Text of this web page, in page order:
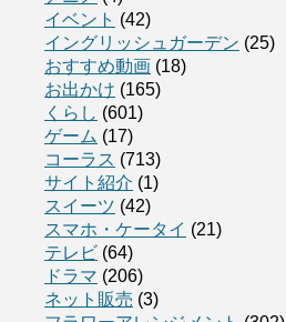
イベント (42)
イングリッシュガーデン (25)
おすすめ動画 (18)
お出かけ (165)
くらし (601)
ゲーム (17)
コーラス (713)
サイト紹介 (1)
スイーツ (42)
スマホ・ケータイ (21)
テレビ (64)
ドラマ (206)
ネット販売 (3)